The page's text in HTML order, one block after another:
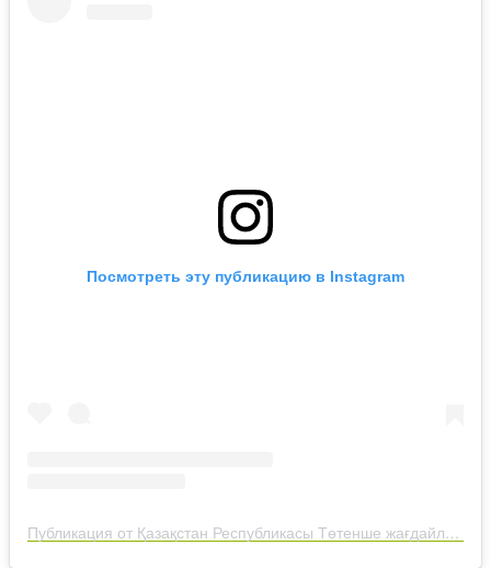
Посмотреть эту публикацию в Instagram
Публикация от Қазақстан Республикасы Төтенше жағдайлар министрлігі (@112kz_)